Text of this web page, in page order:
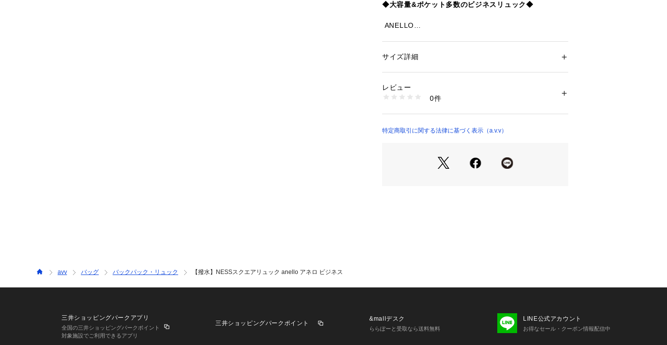
◆大容量&ポケット多数のビジネスリュック◆
ANELLO
ュックです。
こちらのアイテムは、ブランドバイヤーがセレクトした
買い付け商品です。
■商品のお気に入り登録（ハートマークをクリック）
再入荷通知や値下げ等、お得なご案内を受けることがで
性別：メンズ
商品番号：
KT5GD23079 （ショップ）
サイズ詳細
レビュー
0件
特定商取引に関する法律に基づく表示（a.v.v）
avv バッグ バックパック・リュック 【撥水】NESSスクエアリュック anello アネロ ビジネス
三井ショッピングパークアプリ
全国の三井ショッピングパークポイント
対象施設でご利用できるアプリ
三井ショッピングパークポイント
&mallデスク
ららぽーと受取なら送料無料
LINE公式アカウント
お得なセール・クーポン情報配信中